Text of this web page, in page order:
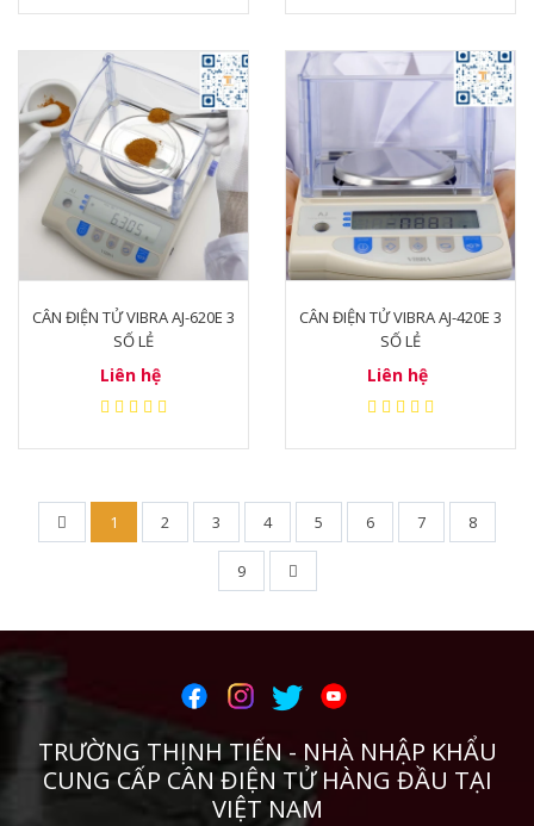
CÂN ĐIỆN TỬ VIBRA AJ-620E 3
SỐ LẺ
Liên hệ
CÂN ĐIỆN TỬ VIBRA AJ-420E 3
SỐ LẺ
Liên hệ
1 2 3 4 5 6 7 8
9
TRƯỜNG THỊNH TIẾN - NHÀ NHẬP KHẨU
CUNG CẤP CÂN ĐIỆN TỬ HÀNG ĐẦU TẠI
VIỆT NAM